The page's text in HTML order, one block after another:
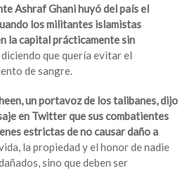
Ashraf Ghani huyó del país el
los militantes islamistas
la capital prácticamente sin
, diciendo que quería evitar el
de sangre.
un portavoz de los talibanes, dijo
en Twitter que sus combatientes
estrictas de no causar daño a
la propiedad y el honor de nadie
sino que deben ser